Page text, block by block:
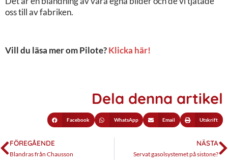
oss till av fabriken.
Vill du läsa mer om Pilote?Klicka här!
Dela denna artikel
Facebook WhatsApp Email Utskrift
FÖREGÅENDE
Blandras från Chausson
NÄSTA
Servat gasolsystemet på sistone?